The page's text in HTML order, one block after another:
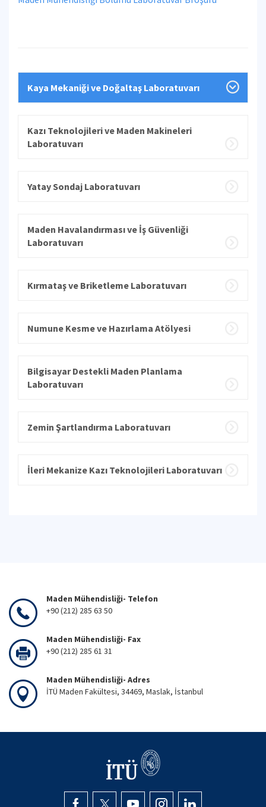
Kaya Mekaniği ve Doğaltaş Laboratuvarı
Kazı Teknolojileri ve Maden Makineleri
Laboratuvarı
Yatay Sondaj Laboratuvarı
Maden Havalandırması ve İş Güvenliği
Laboratuvarı
Kırmataş ve Briketleme Laboratuvarı
Numune Kesme ve Hazırlama Atölyesi
Bilgisayar Destekli Maden Planlama
Laboratuvarı
Zemin Şartlandırma Laboratuvarı
İleri Mekanize Kazı Teknolojileri Laboratuvarı
Maden Mühendisliği- Telefon
+90 (212) 285 63 50
Maden Mühendisliği- Fax
+90 (212) 285 61 31
Maden Mühendisliği- Adres
İTÜ Maden Fakültesi, 34469, Maslak, İstanbul